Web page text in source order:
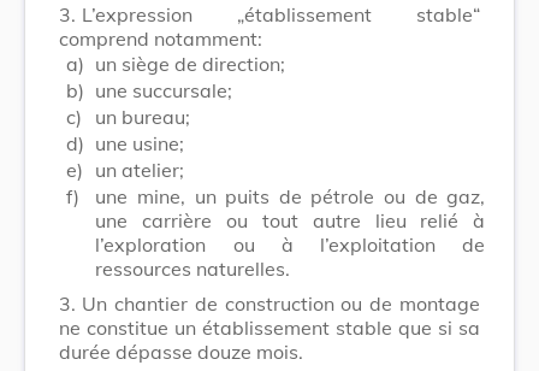
3. L’expression „établissement stable“
comprend notamment:
a) un siège de direction;
b) une succursale;
c)
un bureau;
d) une usine;
e) un atelier;
f)
une mine, un puits de pétrole ou de gaz,
une carrière ou tout autre lieu relié à
l’exploration ou à l’exploitation de
ressources naturelles.
3. Un chantier de construction ou de montage
ne constitue un établissement stable que si sa
durée dépasse douze mois.